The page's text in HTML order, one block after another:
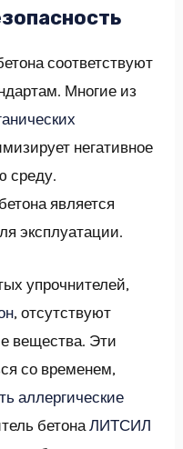
соответствуют
Многие из
негативное
среду.
является
эксплуатации.
упрочнителей,
, отсутствуют
вещества. Эти
со временем,
аллергические
бетонаЛИТСИЛ